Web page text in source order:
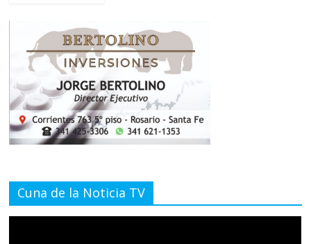
Cuna de la Noticia TV